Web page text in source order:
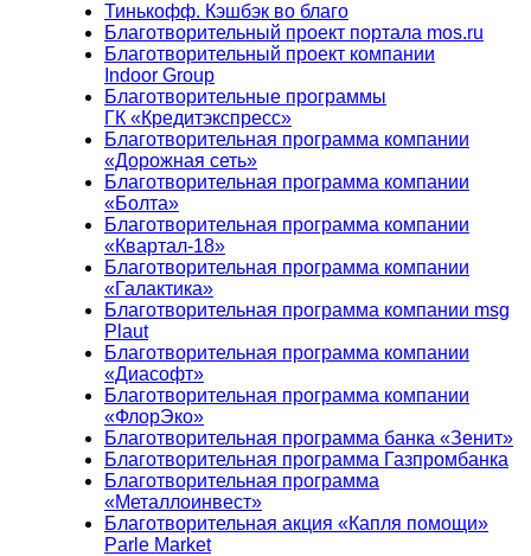
Тинькофф. Кэшбэк во благо
Благотворительный проект портала mos.ru
Благотворительный проект компании
Indoor Group
Благотворительные программы
ГК «Кредитэкспресс»
Благотворительная программа компании
«Дорожная сеть»
Благотворительная программа компании
«Болта»
Благотворительная программа компании
«Квартал-18»
Благотворительная программа компании
«Галактика»
Благотворительная программа компании msg
Plaut
Благотворительная программа компании
«Диасофт»
Благотворительная программа компании
«ФлорЭко»
Благотворительная программа банка «Зенит»
Благотворительная программа Газпромбанка
Благотворительная программа
«Металлоинвест»
Благотворительная акция «Капля помощи»
Parle Market